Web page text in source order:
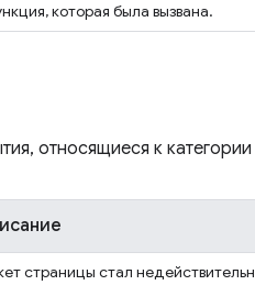
которая была вызвана.
относящиеся к
страницы стал